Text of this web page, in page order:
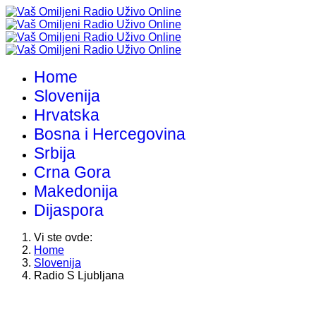
Home
Slovenija
Hrvatska
Bosna i Hercegovina
Srbija
Crna Gora
Makedonija
Dijaspora
Vi ste ovde:
Home
Slovenija
Radio S Ljubljana